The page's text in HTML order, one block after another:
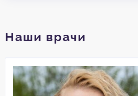
Наши врачи